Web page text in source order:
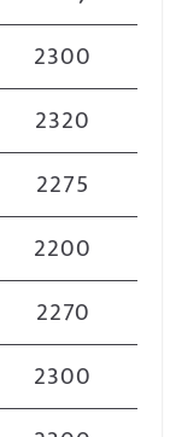
2300
2320
2275
2200
2270
2300